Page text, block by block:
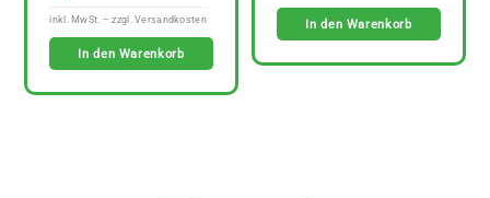
45,19 €
Preis
ist:
40,79 €.
In den Warenkorb
In den Warenkorb